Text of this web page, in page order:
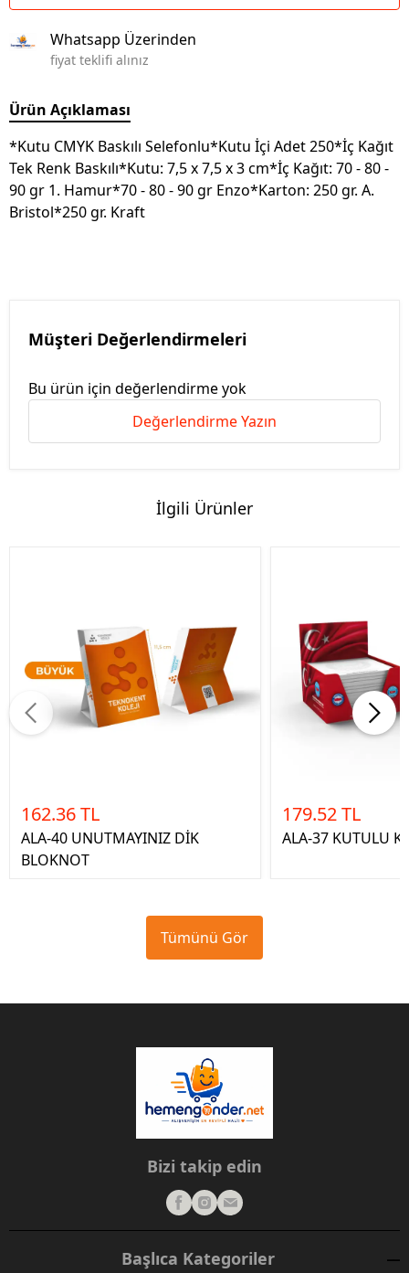
Whatsapp Üzerinden
fiyat teklifi alınız
Ürün Açıklaması
*Kutu CMYK Baskılı Selefonlu*Kutu İçi Adet 250*İç Kağıt
Tek Renk Baskılı*Kutu: 7,5 x 7,5 x 3 cm*İç Kağıt: 70 - 80 -
90 gr 1. Hamur*70 - 80 - 90 gr Enzo*Karton: 250 gr. A.
Bristol*250 gr. Kraft
Müşteri Değerlendirmeleri
Bu ürün için değerlendirme yok
Değerlendirme Yazın
İlgili Ürünler
162.36 TL
ALA-40 UNUTMAYINIZ DİK
BLOKNOT
179.52 TL
ALA-37 KUTULU
Tümünü Gör
Bizi takip edin
Başlıca Kategoriler